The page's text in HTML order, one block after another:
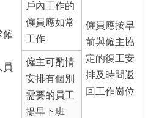
僱
員
戶內工作的
僱員應如常
工作
僱員應按早
前與僱主協
定的復工安
排及時間返
回工作崗位
僱主可酌情
安排有個別
需要的員工
提早下班